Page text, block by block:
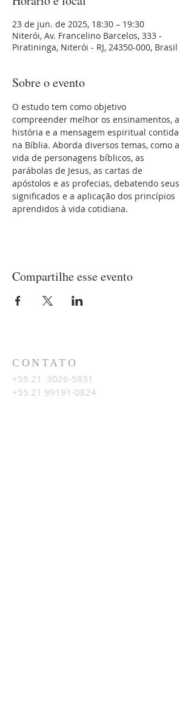
23 de jun. de 2025, 18:30 – 19:30
Niterói, Av. Francelino Barcelos, 333 -
Piratininga, Niterói - RJ, 24350-000, Brasil
Sobre o evento
O estudo tem como objetivo
compreender melhor os ensinamentos, a
história e a mensagem espiritual contida
na Bíblia. Aborda diversos temas, como a
vida de personagens bíblicos, as
parábolas de Jesus, as cartas de
apóstolos e as profecias, debatendo seus
significados e a aplicação dos princípios
aprendidos à vida cotidiana.
Compartilhe esse evento
CONTATO
+55 21 3026-5831
+55 21 99191-0824